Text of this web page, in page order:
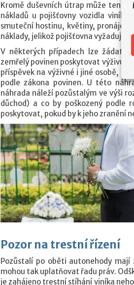
Kromě duševních útrap může ten
nákladů u pojišťovny vozidla viníka
smuteční hostinu, květiny, pronájem
náklady, jelikož pojišťovna vyžaduje
V některých případech lze žádat
zemřelý povinen poskytovat výživu
příspěvek na výživné i jiné osobě,
podle zákona povinen. U této
náhrada náleží pozůstalým ve výši
důchod) a co by poškozený podle
poskytovat, pokud by k jeho zranění
Pozor na trestní řízení
Pozůstalí po oběti autonehody
mohou tak uplatňovat řadu práv.
je zahájeno trestní stíhání viníka